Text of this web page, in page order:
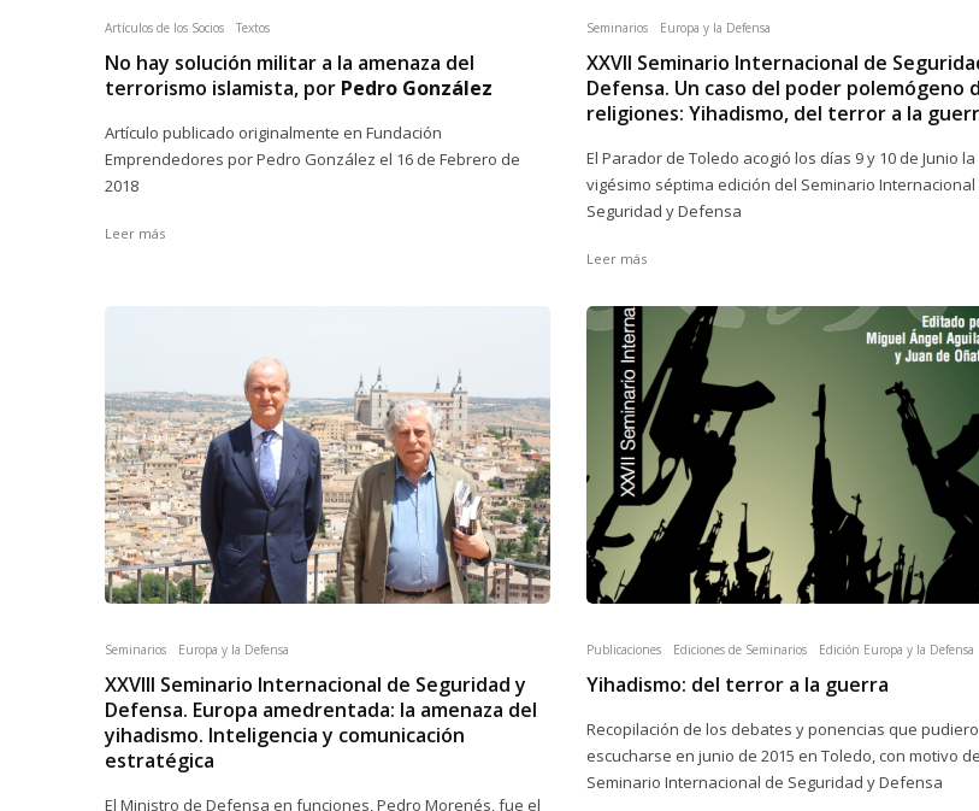
Artículos de los Socios Textos
No hay solución militar a la amenaza del
terrorismo islamista, por Pedro González
Artículo publicado originalmente en Fundación
Emprendedores por Pedro González el 16 de Febrero de
2018
Leer más
Seminarios Europa y la Defensa
XXVII Seminario Internacional de
Defensa. Un caso del poder polemógeno
religiones: Yihadismo, del terror a la
El Parador de Toledo acogió los días 9 y 10 de Junio la
vigésimo séptima edición del Seminario Internacional
Seguridad y Defensa
Leer más
Seminarios Europa y la Defensa
XXVIII Seminario Internacional de Seguridad y
Defensa. Europa amedrentada: la amenaza del
yihadismo. Inteligencia y comunicación
estratégica
El Ministro de Defensa en funciones, Pedro Morenés, fue el
Publicaciones Ediciones de Seminarios Edición Europa y la Defensa
Yihadismo: del terror a la guerra
Recopilación de los debates y ponencias que
escucharse en junio de 2015 en Toledo, con motivo
Seminario Internacional de Seguridad y Defensa